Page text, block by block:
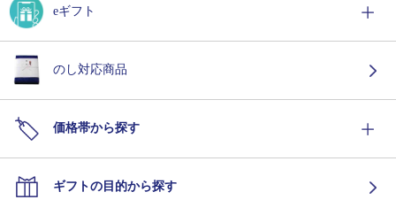
eギフト
のし対応商品
価格帯から探す
ギフトの目的から探す